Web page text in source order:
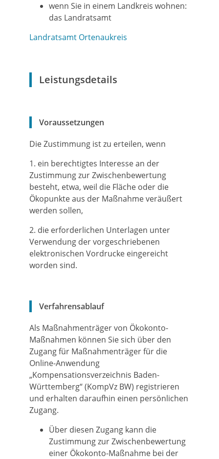
wenn Sie in einem Landkreis wohnen:
das Landratsamt
Landratsamt Ortenaukreis
Leistungsdetails
Voraussetzungen
Die Zustimmung ist zu erteilen, wenn
1. ein berechtigtes Interesse an der
Zustimmung zur Zwischenbewertung
besteht, etwa, weil die Fläche oder die
Ökopunkte aus der Maßnahme veräußert
werden sollen,
2. die erforderlichen Unterlagen unter
Verwendung der vorgeschriebenen
elektronischen Vordrucke eingereicht
worden sind.
Verfahrensablauf
Als Maßnahmenträger von Ökokonto-
Maßnahmen können Sie sich über den
Zugang für Maßnahmenträger für die
Online-Anwendung
„Kompensationsverzeichnis Baden-
Württemberg“ (KompVz BW) registrieren
und erhalten daraufhin einen persönlichen
Zugang.
Über diesen Zugang kann die
Zustimmung zur Zwischenbewertung
einer Ökokonto-Maßnahme bei der